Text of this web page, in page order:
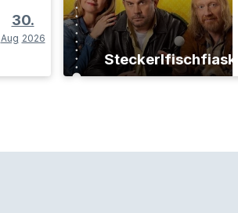
30.
Aug 2026
Steckerlfischfiasko